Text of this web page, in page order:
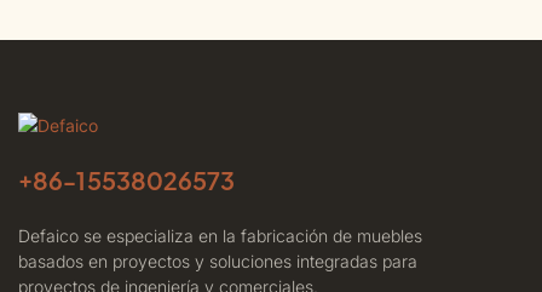
+86-15538026573
Defaico se especializa en la fabricación de muebles
basados ​​en proyectos y soluciones integradas para
proyectos de ingeniería y comerciales.